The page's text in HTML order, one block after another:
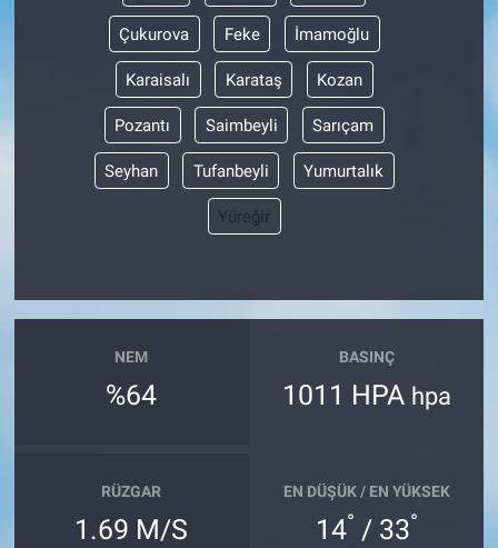
Çukurova Feke İmamoğlu
Karaisalı Karataş Kozan
Pozantı Saimbeyli Sarıçam
Seyhan Tufanbeyli Yumurtalık
Yüreğir
NEM
%64
BASINÇ
1011 HPA hpa
RÜZGAR
1.69 M/S
EN DÜŞÜK / EN YÜKSEK
14° / 33°